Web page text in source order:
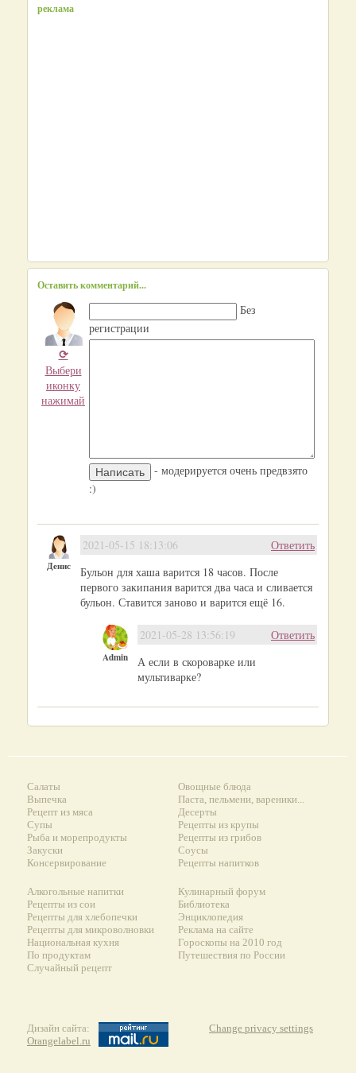
реклама
Оставить комментарий...
⟳
Выбери
иконку
нажимай
Без
регистрации
- модерируется очень предвзято
:)
Денис
Ответить
2021-05-15 18:13:06
Бульон для хаша варится 18 часов. После
первого закипания варится два часа и сливается
бульон. Ставится заново и варится ещё 16.
Admin
Ответить
2021-05-28 13:56:19
А если в скороварке или
мультиварке?
Салаты
Выпечка
Рецепт из мяса
Супы
Рыба и морепродукты
Закуски
Консервирование
Овощные блюда
Паста, пельмени, вареники...
Десерты
Рецепты из крупы
Рецепты из грибов
Соусы
Рецепты напитков
Алкогольные напитки
Рецепты из сои
Рецепты для хлебопечки
Рецепты для микроволновки
Национальная кухня
По продуктам
Случайный рецепт
Кулинарный форум
Библиотека
Энциклопедия
Реклама на сайте
Гороскопы на 2010 год
Путешествия по России
Дизайн сайта:
Orangelabel.ru
Change privacy settings